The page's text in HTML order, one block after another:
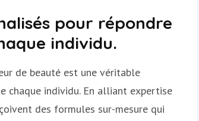
pour répondre
individu.
de beauté est une véritable
chaque individu. En alliant expertise
des formules sur-mesure qui